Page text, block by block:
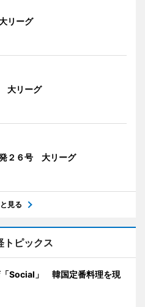
リーグ
大リーグ
２６号 大リーグ
見る
トピックス
「Social」 韓国定番料理を現